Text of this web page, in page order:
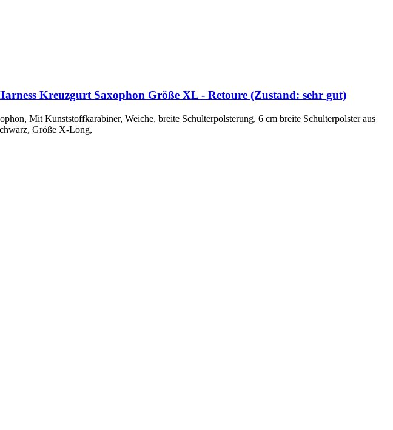
Kreuzgurt Saxophon Größe XL - Retoure (Zustand: sehr gut)
Mit Kunststoffkarabiner, Weiche, breite Schulterpolsterung, 6 cm breite Schulterpolster aus
Größe X-Long,